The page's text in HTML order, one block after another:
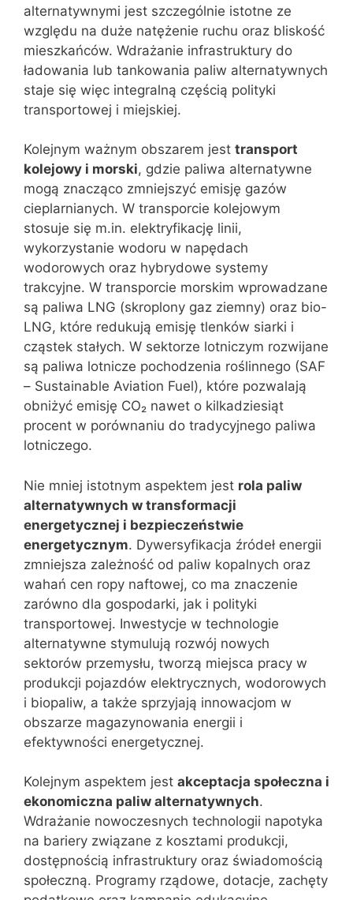
alternatywnymi jest szczególnie istotne ze
względu na duże natężenie ruchu oraz bliskość
mieszkańców. Wdrażanie infrastruktury do
ładowania lub tankowania paliw alternatywnych
staje się więc integralną częścią polityki
transportowej i miejskiej.
Kolejnym ważnym obszarem jest transport
kolejowy i morski, gdzie paliwa alternatywne
mogą znacząco zmniejszyć emisję gazów
cieplarnianych. W transporcie kolejowym
stosuje się m.in. elektryfikację linii,
wykorzystanie wodoru w napędach
wodorowych oraz hybrydowe systemy
trakcyjne. W transporcie morskim wprowadzane
są paliwa LNG (skroplony gaz ziemny) oraz bio-
LNG, które redukują emisję tlenków siarki i
cząstek stałych. W sektorze lotniczym rozwijane
są paliwa lotnicze pochodzenia roślinnego (SAF
– Sustainable Aviation Fuel), które pozwalają
obniżyć emisję CO₂ nawet o kilkadziesiąt
procent w porównaniu do tradycyjnego paliwa
lotniczego.
Nie mniej istotnym aspektem jest rola paliw
alternatywnych w transformacji
energetycznej i bezpieczeństwie
energetycznym. Dywersyfikacja źródeł energii
zmniejsza zależność od paliw kopalnych oraz
wahań cen ropy naftowej, co ma znaczenie
zarówno dla gospodarki, jak i polityki
transportowej. Inwestycje w technologie
alternatywne stymulują rozwój nowych
sektorów przemysłu, tworzą miejsca pracy w
produkcji pojazdów elektrycznych, wodorowych
i biopaliw, a także sprzyjają innowacjom w
obszarze magazynowania energii i
efektywności energetycznej.
Kolejnym aspektem jest akceptacja społeczna i
ekonomiczna paliw alternatywnych.
Wdrażanie nowoczesnych technologii napotyka
na bariery związane z kosztami produkcji,
dostępnością infrastruktury oraz świadomością
społeczną. Programy rządowe, dotacje, zachęty